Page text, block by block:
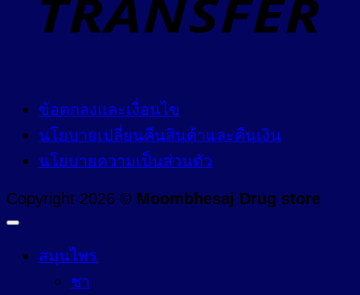
ข้อตกลงและเงื่อนไข
นโยบายเปลี่ยนคืนสินค้าและคืนเงิน
นโยบายความเป็นส่วนตัว
Copyright 2026 © Moombhesaj Drug store
สมุนไพร
ชา